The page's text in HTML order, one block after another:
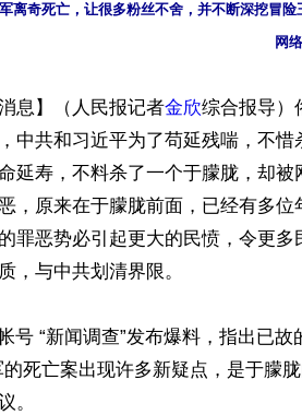
离奇死亡，让很多粉丝不舍，并不断深挖冒
网络
消息】（人民报记者金欣综合报导）
中共和习近平为了苟延残喘，不惜
延寿，不料杀了一个于朦胧，却被
，原来在于朦胧前面，已经有多位
罪恶势必引起更大的民愤，令更多
，与中共划清界限。
号 “新闻调查”发布爆料，指出已故
的死亡案出现许多新疑点，是于朦胧
。